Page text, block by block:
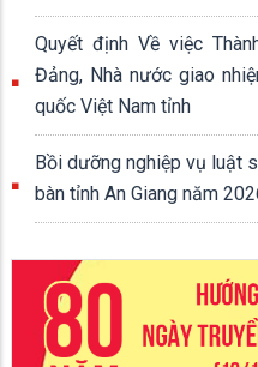
Quyết định Về việc
Đảng, Nhà nước giao
quốc Việt Nam tỉnh
Bồi dưỡng nghiệp vụ luật
bàn tỉnh An Giang năm